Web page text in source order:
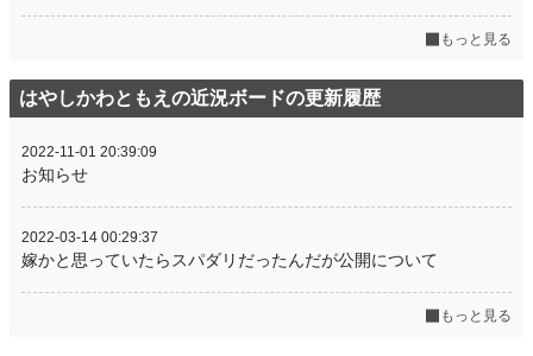
もっと見る
はやしかわともえの近況ボードの更新履歴
2022-11-01 20:39:09
お知らせ
2022-03-14 00:29:37
嫁かと思っていたらスパダリだったんだが公開について
もっと見る